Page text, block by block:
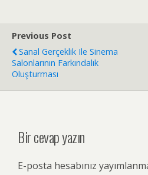
Previous Post
Sanal Gerçeklik Ile Sinema
Salonlarının Farkındalık
Oluşturması
Bir cevap yazın
E-posta hesabınız